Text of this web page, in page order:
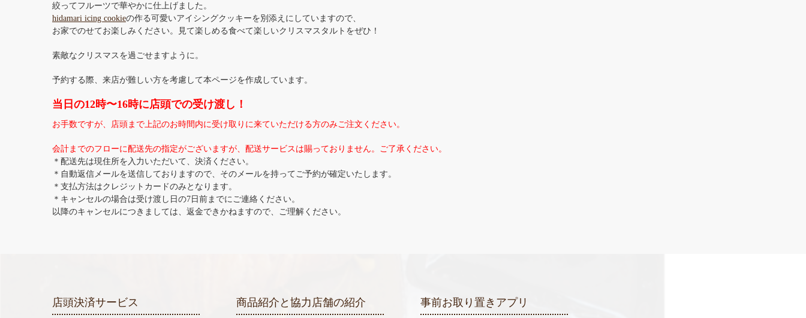
絞ってフルーツで華やかに仕上げました。
hidamari icing cookieの作る可愛いアイシングクッキーを別添えにしていますので、
お家でのせてお楽しみください。見て楽しめる食べて楽しいクリスマスタルトをぜひ！
素敵なクリスマスを過ごせますように。
予約する際、来店が難しい方を考慮して本ページを作成しています。
当日の12時〜16時に店頭での受け渡し！
お手数ですが、店頭まで上記のお時間内に受け取りに来ていただける方のみご注文く ださい。
会計までのフローに配送先の指定がございますが、配送サービスは賜っておりません。ご了承ください。
＊配送先は現住所を入力いただいて、決済ください。
＊自動返信メールを送信しておりますので、そのメールを持ってご予約が確定いたします。
＊支払方法はクレジットカードのみとなります。
＊キャンセルの場合は受け渡し日の7日前までにご連絡ください。
以降のキャンセルにつきましては、返金できかねますので、ご理解ください。
店頭決済サービス 商品紹介と協力店舗の紹介 事前お取り置きアプリ